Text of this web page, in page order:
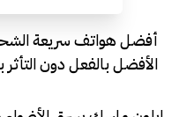
أفضل هواتف سريعة
الأفضل بالفعل دون التأثر